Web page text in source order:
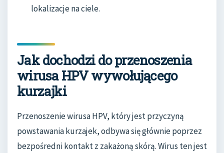
lokalizacje na ciele.
Jak dochodzi do przenoszenia
wirusa HPV wywołującego
kurzajki
Przenoszenie wirusa HPV, który jest przyczyną
powstawania kurzajek, odbywa się głównie poprzez
bezpośredni kontakt z zakażoną skórą. Wirus ten jest